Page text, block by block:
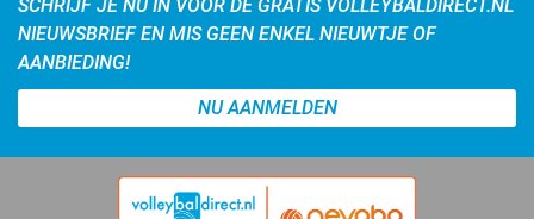
SCHRIJF JE NU IN VOOR DE GRATIS VOLLEYBALDIRECT.NL
NIEUWSBRIEF EN MIS GEEN ENKEL NIEUWTJE OF
AANBIEDING!
NU AANMELDEN